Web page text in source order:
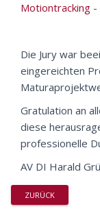
Motiontracking -
Die Jury war
eingereichten
Gratulation an
diese
professionelle
AV DI Harald
ZURÜCK